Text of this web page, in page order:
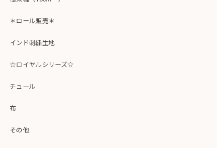
＊ロール販売＊
インド刺繍生地
☆ロイヤルシリーズ☆
チュール
布
その他